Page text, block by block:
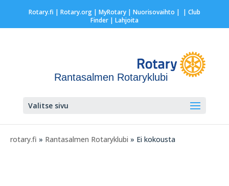
Rotary.fi | Rotary.org| MyRotary | Nuorisovaihto | | Club
Finder| Lahjoita
Rantasalmen Rotaryklubi
Valitse sivu
rotary.fi » Rantasalmen Rotaryklubi » Ei kokousta